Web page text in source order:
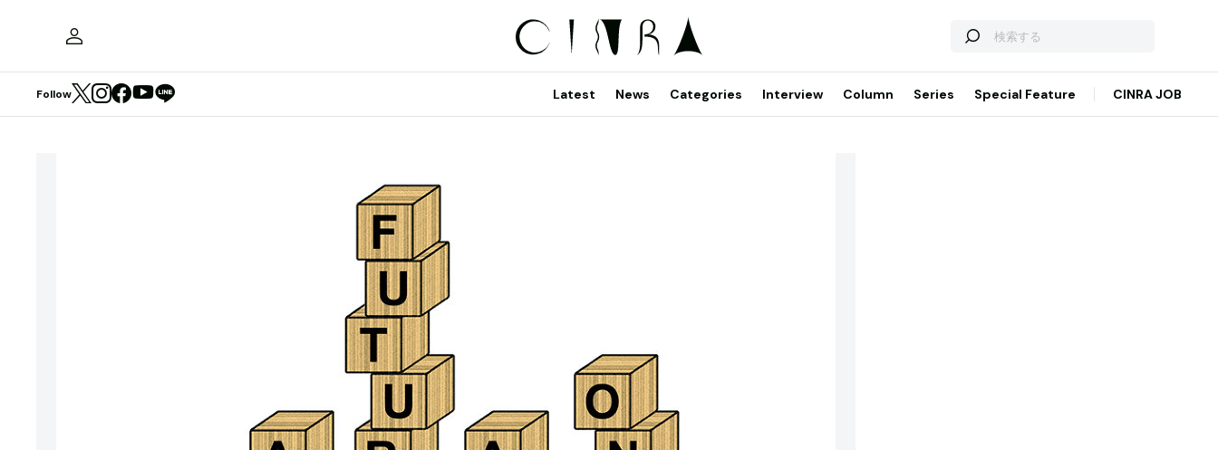
Follow Latest News Categories Interview Column Series Special Feature CINRA JOB